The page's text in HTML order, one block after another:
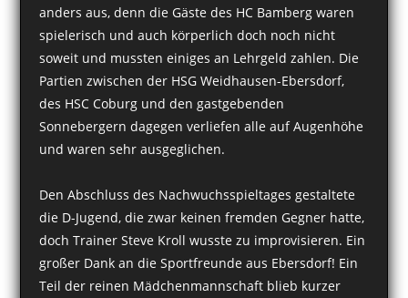
anders aus, denn die Gäste des HC Bamberg waren
spielerisch und auch körperlich doch noch nicht
soweit und mussten einiges an Lehrgeld zahlen. Die
Partien zwischen der HSG Weidhausen-Ebersdorf,
des HSC Coburg und den gastgebenden
Sonnebergern dagegen verliefen alle auf Augenhöhe
und waren sehr ausgeglichen.
Den Abschluss des Nachwuchsspieltages gestaltete
die D-Jugend, die zwar keinen fremden Gegner hatte,
doch Trainer Steve Kroll wusste zu improvisieren. Ein
großer Dank an die Sportfreunde aus Ebersdorf! Ein
Teil der reinen Mädchenmannschaft blieb kurzer